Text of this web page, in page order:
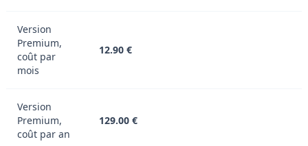
Version
Premium,
coût par
mois
12.90 €
Version
Premium,
coût par an
129.00 €